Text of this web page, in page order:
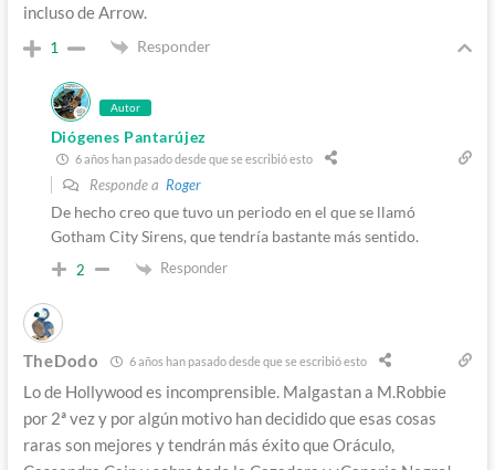
incluso de Arrow.
1 Responder
Autor
Diógenes Pantarújez
6 años han pasado desde que se escribió esto
Responde a Roger
De hecho creo que tuvo un periodo en el que se llamó
Gotham City Sirens, que tendría bastante más sentido.
2 Responder
TheDodo 6 años han pasado desde que se escribió esto
Lo de Hollywood es incomprensible. Malgastan a M.Robbie
por 2ª vez y por algún motivo han decidido que esas cosas
raras son mejores y tendrán más éxito que Oráculo,